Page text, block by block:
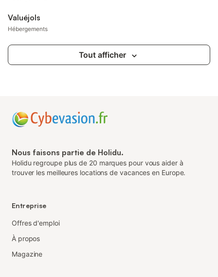
Valuéjols
Hébergements
Tout afficher
Nous faisons partie de Holidu.
Holidu regroupe plus de 20 marques pour vous aider à
trouver les meilleures locations de vacances en Europe.
Entreprise
Offres d'emploi
À propos
Magazine